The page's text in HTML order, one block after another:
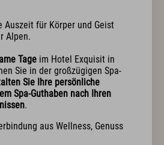
Auszeit für Körper und Geist
Alpen.
Tage im Hotel Exquisit in
Sie in der großzügigen Spa-
Sie Ihre persönliche
Spa-Guthaben nach Ihren
.
aus Wellness, Genuss